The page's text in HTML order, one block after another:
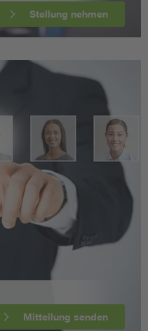
Stellung nehmen
Mitteilung senden